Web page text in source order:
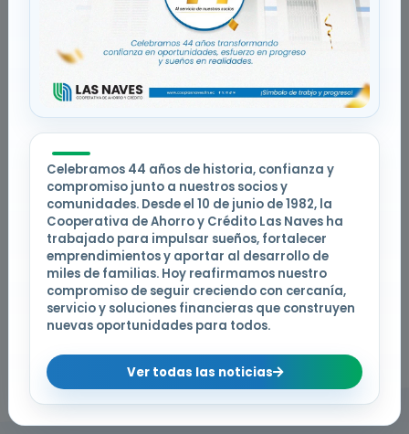
Ver actividades
Apoyo Local
Conoce cómo impulsamos el desarrollo
sostenible, la economía local y el bienestar
comunitario.
Conocer más
Celebramos 44 años de historia, confianza y
compromiso junto a nuestros socios y
comunidades. Desde el 10 de junio de 1982, la
Cooperativa de Ahorro y Crédito Las Naves ha
trabajado para impulsar sueños, fortalecer
emprendimientos y aportar al desarrollo de
miles de familias. Hoy reafirmamos nuestro
compromiso de seguir creciendo con cercanía,
servicio y soluciones financieras que construyen
nuevas oportunidades para todos.
Ver todas las noticias